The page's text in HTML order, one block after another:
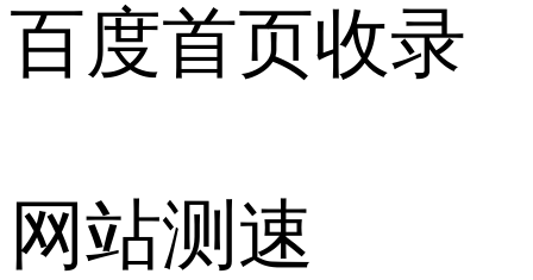
百度首页收录
网站测速